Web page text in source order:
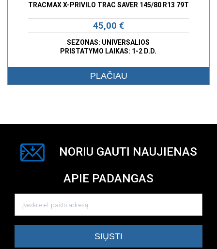
TRACMAX X-PRIVILO TRAC SAVER 145/80 R13 79T
45,00 €
SEZONAS: UNIVERSALIOS
PRISTATYMO LAIKAS: 1-2 D.D.
PLAČIAU
NORIU GAUTI NAUJIENAS
APIE PADANGAS